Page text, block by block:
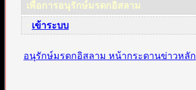
เพื่อการอนุรักษ์มรดกอิสลาม
· เข้าระบบ
อนุรักษ์มรดกอิสลาม หน้ากระดานข่าวหลัก